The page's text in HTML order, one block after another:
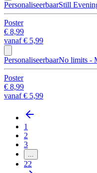
PersonaliseerbaarStill
Poster
€ 8,99
vanaf€ 5,99
PersonaliseerbaarNo limits -
Poster
€ 8,99
vanaf€ 5,99
1
2
3
22